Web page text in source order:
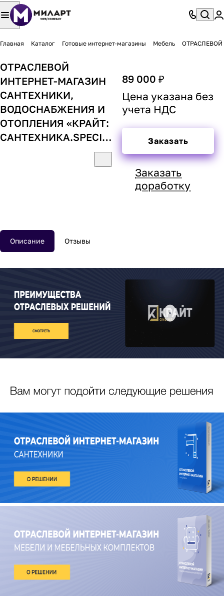
Главная Каталог Готовые интернет-магазины Мебель ОТРАСЛЕВОЙ
ОТРАСЛЕВОЙ
ИНТЕРНЕТ-МАГАЗИН
САНТЕХНИКИ,
ВОДОСНАБЖЕНИЯ И
ОТОПЛЕНИЯ «КРАЙТ:
САНТЕХНИКА.SPECIALFLAT»
89 000 ₽
Цена указана без
учета НДС
Заказать
Заказать
доработку
Описание Отзывы